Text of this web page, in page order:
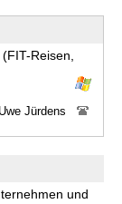
Reisen,
Jürdens
und